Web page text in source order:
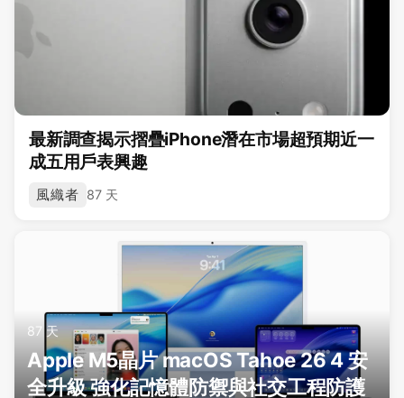
最新調查揭示摺疊iPhone潛在市場超預期近一
成五用戶表興趣
風織者 87 天
87 天
Apple M5晶片 macOS Tahoe 26 4 安
全升級 強化記憶體防禦與社交工程防護